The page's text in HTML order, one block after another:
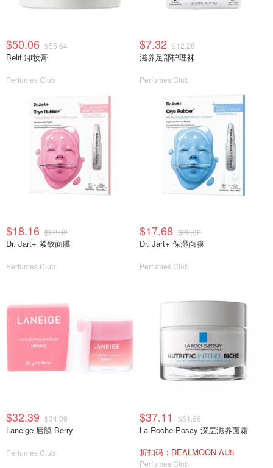
$50.06 $55.64
Belif 卸妆膏
Perfumes Club
$7.32 $12.28
滋养足部护理袜
Perfumes Club
$18.16 $22.92
Dr. Jart+ 紧致面膜
Perfumes Club
$17.68 $22.92
Dr. Jart+ 保湿面膜
Perfumes Club
$32.39 $34.09
Laneige 唇膜 Berry
Perfumes Club
$37.11 $51.66
La Roche Posay 深层滋养面霜
折扣码：DEALMOON-AU5
Perfumes Club